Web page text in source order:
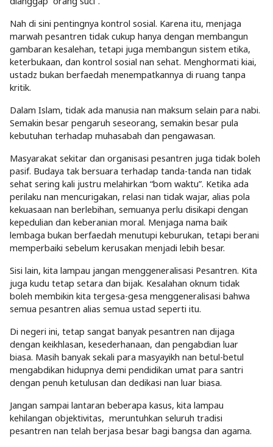
Nah di sini pentingnya kontrol sosial. Karena itu, menjaga
marwah pesantren tidak cukup hanya dengan membangun
gambaran kesalehan, tetapi juga membangun sistem etika,
keterbukaan, dan kontrol sosial nan sehat. Menghormati kiai,
ustadz bukan berfaedah menempatkannya di ruang tanpa
kritik.
Dalam Islam, tidak ada manusia nan maksum selain para nabi.
Semakin besar pengaruh seseorang, semakin besar pula
kebutuhan terhadap muhasabah dan pengawasan.
Masyarakat sekitar dan organisasi pesantren juga tidak boleh
pasif. Budaya tak bersuara terhadap tanda-tanda nan tidak
sehat sering kali justru melahirkan “bom waktu”. Ketika ada
perilaku nan mencurigakan, relasi nan tidak wajar, alias pola
kekuasaan nan berlebihan, semuanya perlu disikapi dengan
kepedulian dan keberanian moral. Menjaga nama baik
lembaga bukan berfaedah menutupi keburukan, tetapi berani
memperbaiki sebelum kerusakan menjadi lebih besar.
Sisi lain, kita lampau jangan menggeneralisasi Pesantren. Kita
juga kudu tetap setara dan bijak. Kesalahan oknum tidak
boleh membikin kita tergesa-gesa menggeneralisasi bahwa
semua pesantren alias semua ustad seperti itu.
Di negeri ini, tetap sangat banyak pesantren nan dijaga
dengan keikhlasan, kesederhanaan, dan pengabdian luar
biasa. Masih banyak sekali para masyayikh nan betul-betul
mengabdikan hidupnya demi pendidikan umat para santri
dengan penuh ketulusan dan dedikasi nan luar biasa.
Jangan sampai lantaran beberapa kasus, kita lampau
kehilangan objektivitas, meruntuhkan seluruh tradisi
pesantren nan telah berjasa besar bagi bangsa dan agama.